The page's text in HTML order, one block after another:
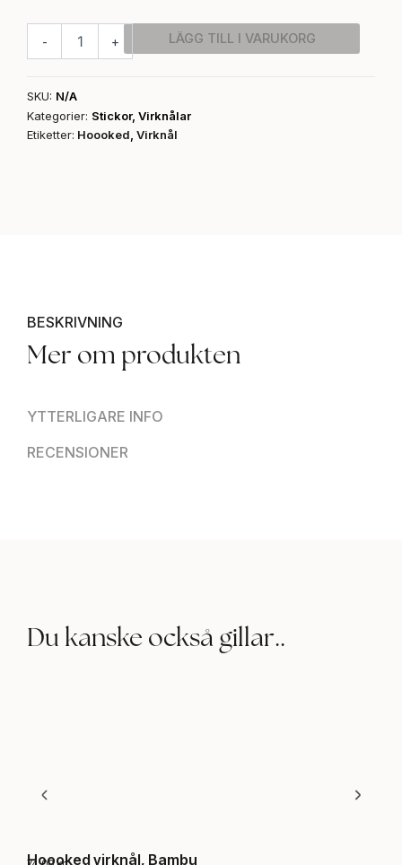
-
plast
mängd
+ LÄGG TILL I VARUKORG
SKU: N/A
Kategorier: Stickor, Virknålar
Etiketter: Hoooked, Virknål
BESKRIVNING
YTTERLIGARE INFO
RECENSIONER
Mer om produkten
Du kanske också gillar..
Hoooked virknål, Bambu